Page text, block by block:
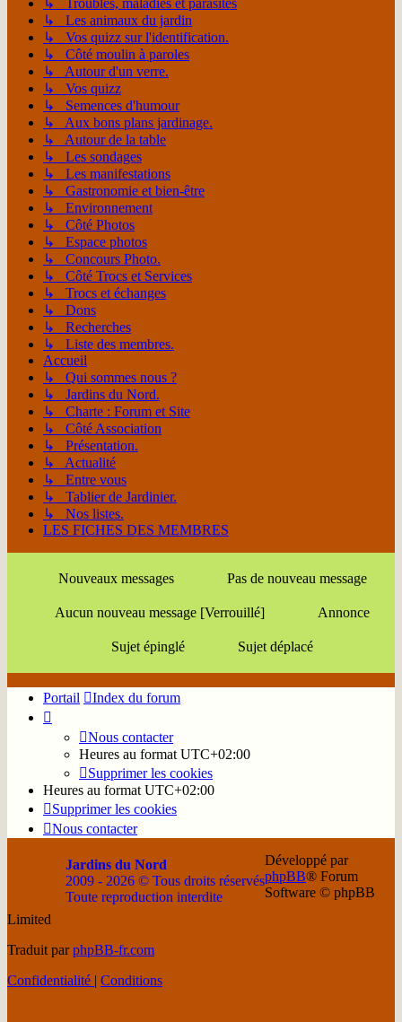
↳ Les animaux du jardin
↳ Vos quizz sur l'identification.
↳ Côté moulin à paroles
↳ Autour d'un verre.
↳ Vos quizz
↳ Semences d'humour
↳ Aux bons plans jardinage.
↳ Autour de la table
↳ Les sondages
↳ Les manifestations
↳ Gastronomie et bien-être
↳ Environnement
↳ Côté Photos
↳ Espace photos
↳ Concours Photo.
↳ Côté Trocs et Services
↳ Trocs et échanges
↳ Dons
↳ Recherches
↳ Liste des membres.
Accueil
↳ Qui sommes nous ?
↳ Jardins du Nord.
↳ Charte : Forum et Site
↳ Côté Association
↳ Présentation.
↳ Actualité
↳ Entre vous
↳ Tablier de Jardinier.
↳ Nos listes.
LES FICHES DES MEMBRES
Nouveaux messages Pas de nouveau message
Aucun nouveau message [Verrouillé] Annonce
Sujet épinglé Sujet déplacé
Portail Index du forum
Nous contacter
Heures au format UTC+02:00
Supprimer les cookies
Heures au format UTC+02:00
Supprimer les cookies
Nous contacter
Jardins du Nord
2009 - 2026 © Tous droits réservés
Toute reproduction interdite
Développé par
phpBB® Forum
Software © phpBB
Limited
Traduit parphpBB-fr.com
Confidentialité | Conditions